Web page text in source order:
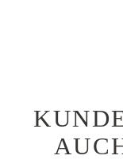
Produktgalerie